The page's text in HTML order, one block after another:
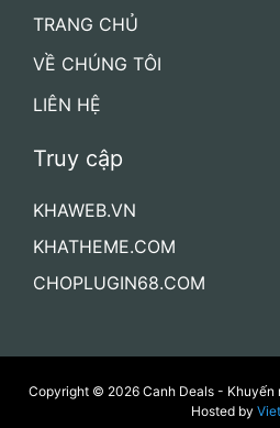
TINO
VỀ CHÚNG TÔI
Truy cập